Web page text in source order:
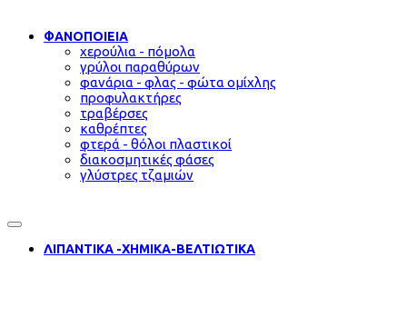
ΦΑΝΟΠΟΙΕΙΑ
χερούλια - πόμολα
γρύλοι παραθύρων
φανάρια - φλας - φώτα ομίχλης
προφυλακτήρες
τραβέρσες
καθρέπτες
φτερά - θόλοι πλαστικοί
διακοσμητικές φάσες
γλύστρες τζαμιών
ΛΙΠΑΝΤΙΚΑ -ΧΗΜΙΚΑ-ΒΕΛΤΙΩΤΙΚΑ